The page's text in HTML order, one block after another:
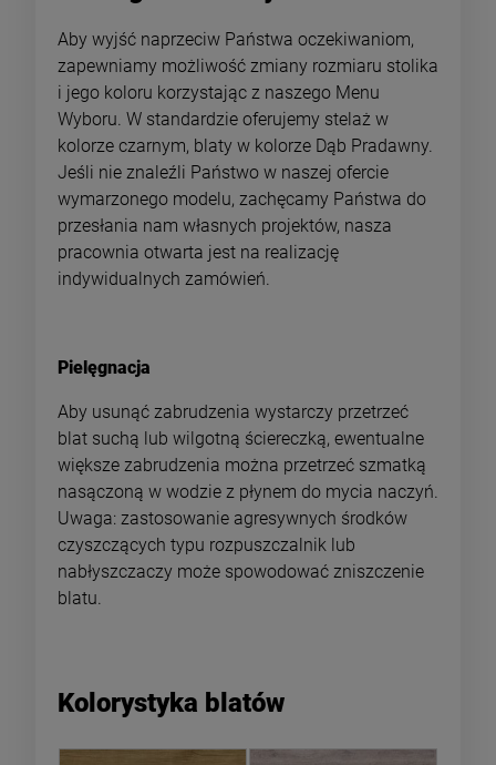
Aby wyjść naprzeciw Państwa oczekiwaniom,
zapewniamy możliwość zmiany rozmiaru stolika
i jego koloru korzystając z naszego Menu
Wyboru. W standardzie oferujemy stelaż w
kolorze czarnym, blaty w kolorze Dąb Pradawny.
Jeśli nie znaleźli Państwo w naszej ofercie
wymarzonego modelu, zachęcamy Państwa do
przesłania nam własnych projektów, nasza
pracownia otwarta jest na realizację
indywidualnych zamówień.
Pielęgnacja
Aby usunąć zabrudzenia wystarczy przetrzeć
blat suchą lub wilgotną ściereczką, ewentualne
większe zabrudzenia można przetrzeć szmatką
nasączoną w wodzie z płynem do mycia naczyń.
Uwaga: zastosowanie agresywnych środków
czyszczących typu rozpuszczalnik lub
nabłyszczaczy może spowodować zniszczenie
blatu.
Kolorystyka blatów